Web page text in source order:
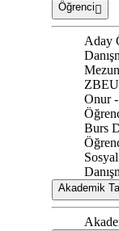
Öğrenci
Aday
Onur
Burs
Akademik